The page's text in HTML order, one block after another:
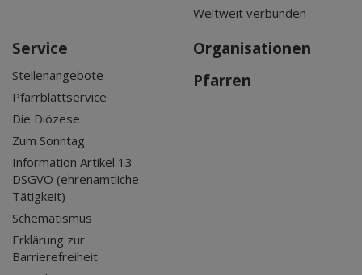
Weltweit verbunden
Service
Stellenangebote
Pfarrblattservice
Die Diözese
Zum Sonntag
Information Artikel 13
DSGVO (ehrenamtliche
Tätigkeit)
Schematismus
Erklärung zur
Barrierefreiheit
Organisationen
Pfarren